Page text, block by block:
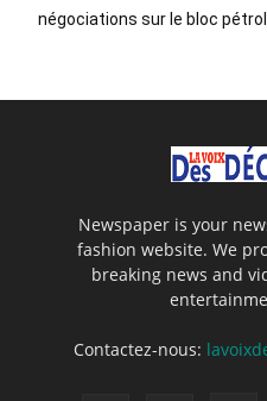
négociations sur le bloc
Newspaper is your
fashion website. We
breaking news and
Contactez-nous: